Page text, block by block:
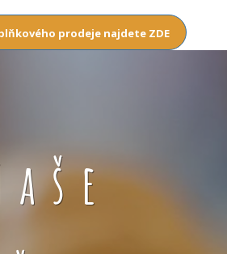
prodeje najdete ZDE